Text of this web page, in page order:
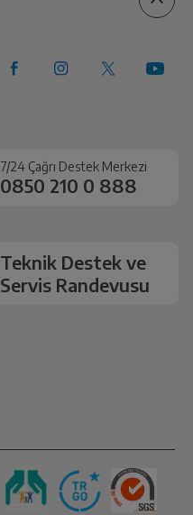
7/24 Çağrı Destek Merkezi
0850 210 0 888
Teknik Destek ve
Servis Randevusu